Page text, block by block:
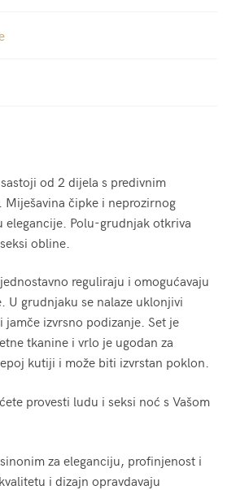
od 2 dijela s predivnim
čipke i neprozirnog
elegancije. Polu-grudnjak otkriva
obline.
reguliraju i omogućavaju
U grudnjaku se nalaze uklonjivi
izvrsno podizanje. Set je
tkanine i vrlo je ugodan za
kutiji i može biti izvrstan poklon.
provesti ludu i seksi noć s Vašom
za eleganciju, profinjenost i
i dizajn opravdavaju